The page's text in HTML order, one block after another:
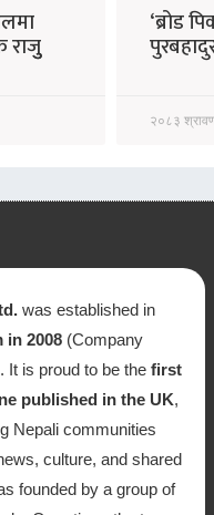
राजुु
‘ब्रोड
२०८३
was established in
in 2008 (Company
It is proud to be thefirst
published in the UK,
Nepali communities
culture, and shared
founded by a group of